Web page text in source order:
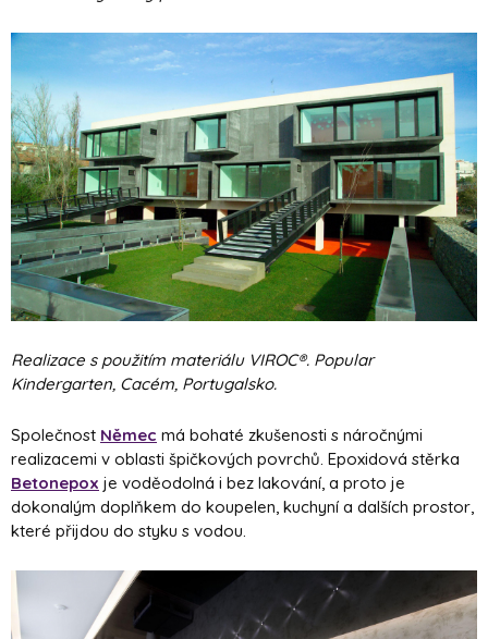
Realizace s použitím materiálu VIROC®. Popular
Kindergarten, Cacém, Portugalsko.
Společnost Němec má bohaté zkušenosti s náročnými
realizacemi v oblasti špičkových povrchů. Epoxidová stěrka
Betonepox je voděodolná i bez lakování, a proto je
dokonalým doplňkem do koupelen, kuchyní a dalších prostor,
které přijdou do styku s vodou.